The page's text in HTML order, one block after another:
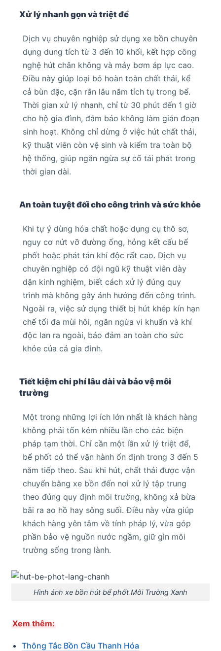
Xử lý nhanh gọn và triệt để
Dịch vụ chuyên nghiệp sử dụng xe bồn chuyên
dụng dung tích từ 3 đến 10 khối, kết hợp công
nghệ hút chân không và máy bơm áp lực cao.
Điều này giúp loại bỏ hoàn toàn chất thải, kể
cả bùn đặc, cặn rắn lâu năm tích tụ trong bể.
Thời gian xử lý nhanh, chỉ từ 30 phút đến 1 giờ
cho hộ gia đình, đảm bảo không làm gián đoạn
sinh hoạt. Không chỉ dừng ở việc hút chất thải,
kỹ thuật viên còn vệ sinh và kiểm tra toàn bộ
hệ thống, giúp ngăn ngừa sự cố tái phát trong
thời gian dài.
An toàn tuyệt đối cho công trình và sức khỏe
Khi tự ý dùng hóa chất hoặc dụng cụ thô sơ,
nguy cơ nứt vỡ đường ống, hỏng kết cấu bể
phốt hoặc phát tán khí độc rất cao. Dịch vụ
chuyên nghiệp có đội ngũ kỹ thuật viên dày
dặn kinh nghiệm, biết cách xử lý đúng quy
trình mà không gây ảnh hưởng đến công trình.
Ngoài ra, việc sử dụng thiết bị hút khép kín hạn
chế tối đa mùi hôi, ngăn ngừa vi khuẩn và khí
độc lan ra ngoài, bảo đảm an toàn cho sức
khỏe của cả gia đình.
Tiết kiệm chi phí lâu dài và bảo vệ môi
trường
Một trong những lợi ích lớn nhất là khách hàng
không phải tốn kém nhiều lần cho các biện
pháp tạm thời. Chỉ cần một lần xử lý triệt để,
bể phốt có thể vận hành ổn định trong 3 đến 5
năm tiếp theo. Sau khi hút, chất thải được vận
chuyển bằng xe bồn đến nơi xử lý tập trung
theo đúng quy định môi trường, không xả bừa
bãi ra ao hồ hay sông suối. Điều này vừa giúp
khách hàng yên tâm về tính pháp lý, vừa góp
phần bảo vệ nguồn nước ngầm, giữ gìn môi
trường sống trong lành.
Hình ảnh xe bồn hút bể phốt Môi Trường Xanh
Xem thêm:
Thông Tắc Bồn Cầu Thanh Hóa